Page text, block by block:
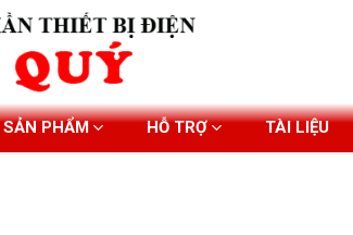
SẢN PHẨM HỖ TRỢ TÀI LIỆU